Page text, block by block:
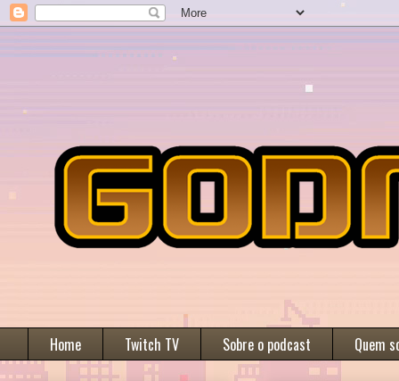
Home Twitch TV Sobre o podcast Quem